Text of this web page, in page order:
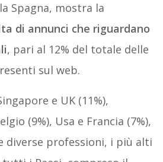
Spagna, mostra la
di annunci che riguardano
, pari al 12% del totale delle
sul web.
e UK (11%),
(9%), Usa e Francia (7%),
diverse professioni, i più alti